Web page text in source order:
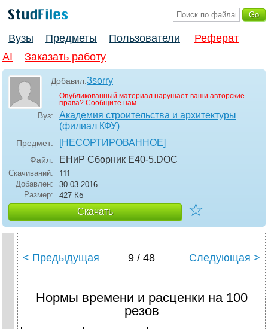
Вузы Предметы Пользователи
Реферат
AI
Заказать работу
Добавил:3sorry
Опубликованный материал нарушает ваши авторские
права? Сообщите нам.
Вуз:
Академия строительства и архитектуры
(филиал КФУ)
Предмет: [НЕСОРТИРОВАННОЕ]
Файл: ЕНиР Сборник Е40-5.DOC
Скачиваний:
111
Добавлен:
30.03.2016
Размер:
427 Кб
Скачать ☆
< Предыдущая 9 / 48 Следующая >
Нормы времени и расценки на 100
резов